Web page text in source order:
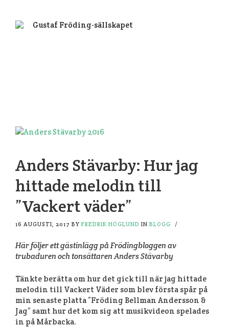
Anders Stävarby: Hur jag
hittade melodin till
”Vackert väder”
16 AUGUSTI, 2017 BY FREDRIK HÖGLUND IN BLOGG /
Här följer ett gästinlägg på Frödingbloggen av
trubaduren och tonsättaren Anders Stävarby
Tänkte berätta om hur det gick till när jag hittade
melodin till Vackert Väder som blev första spår på
min senaste platta ”Fröding Bellman Andersson &
Jag” samt hur det kom sig att musikvideon spelades
in på Mårbacka.